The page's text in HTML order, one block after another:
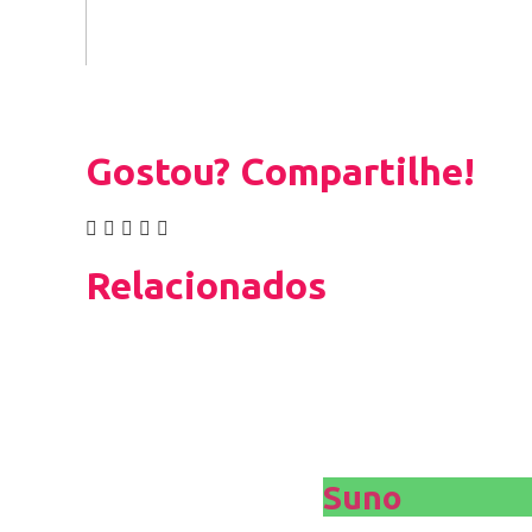
Gostou? Compartilhe!
Relacionados
Suno